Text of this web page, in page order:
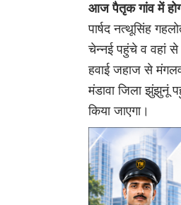
आज पैतृक गांव में
पार्षद नत्थूसिंह
चेन्नई पहुंचे व वहां से
हवाई जहाज से
मंडावा जिला झुंझुनूं
किया जाएगा।